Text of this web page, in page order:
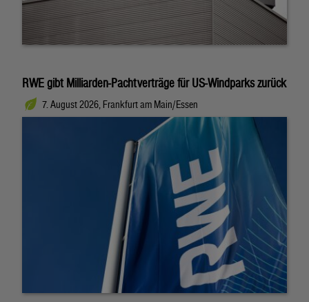
RWE gibt Milliarden-Pachtverträge für US-Windparks zurück
7. August 2026, Frankfurt am Main/Essen